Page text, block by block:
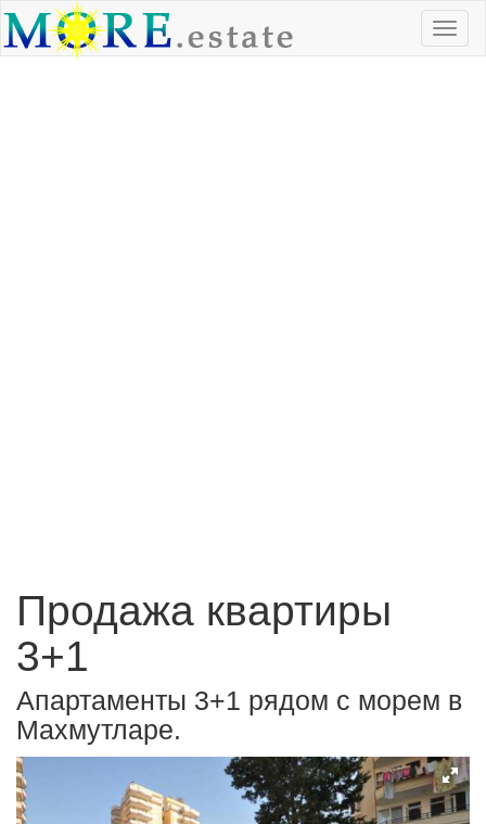
Продажа квартиры
3+1
Апартаменты 3+1 рядом с морем в
Махмутларе.